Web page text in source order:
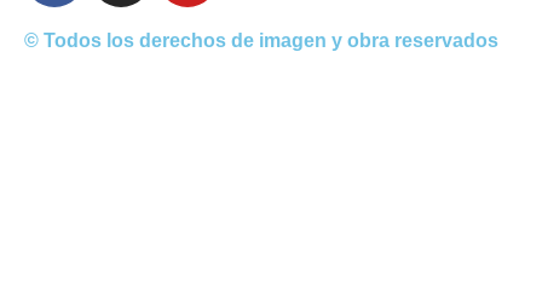
© Todos los derechos de imagen y obra reservados